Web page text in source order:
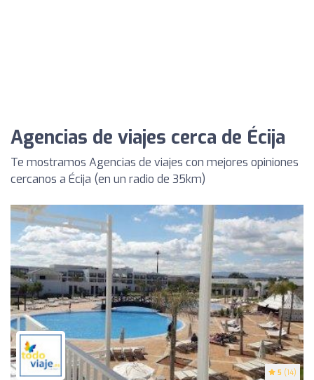
Agencias de viajes cerca de Écija
Te mostramos Agencias de viajes con mejores opiniones
cercanos a Écija (en un radio de 35km)
5 (14)